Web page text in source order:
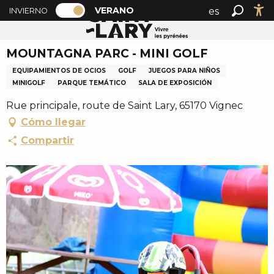
A
l
e
r
a
c
o
n
e
n
u
p
r
i
n
PAGE D’ACCUEIL ACTUELLE ÉTÉ : PASSER EN MODE
INVIERNO PAGE D’ACCUEIL ACTUELLE ÉTÉ :
VERANO
es
Buscar
Accueil verano MOUNTAGNA PARC - MINI GOLF
MOUNTAGNA PARC - MINI GOLF
EQUIPAMIENTOS DE OCIOS GOLF
JUEGOS PARA NIÑOS
MINIGOLF
PARQUE TEMÁTICO SALA DE EXPOSICIÓN
Rue principale, route de Saint Lary, 65170 Vignec
Cómo llegar
Compartir